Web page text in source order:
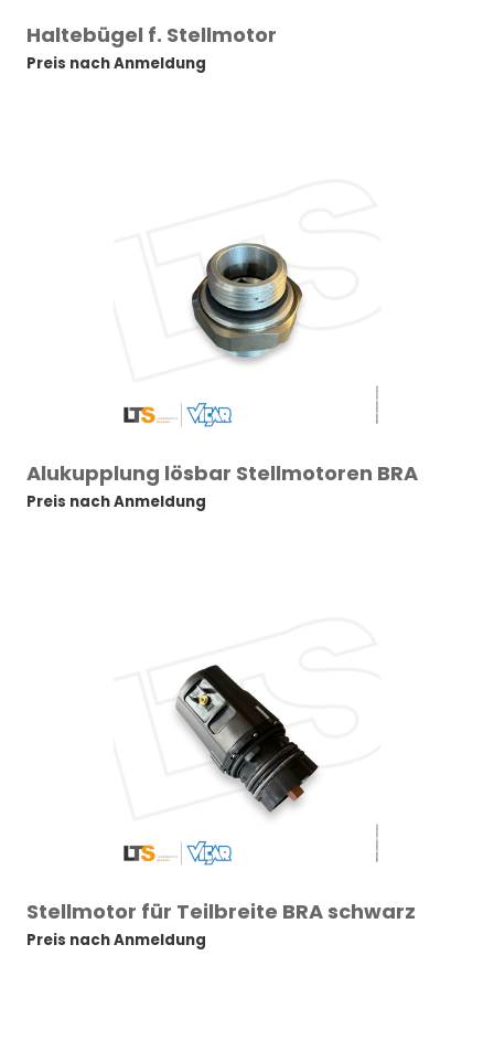
Haltebügel f. Stellmotor
Preis nach Anmeldung
Alukupplung lösbar Stellmotoren BRA
Preis nach Anmeldung
Stellmotor für Teilbreite BRA schwarz
Preis nach Anmeldung